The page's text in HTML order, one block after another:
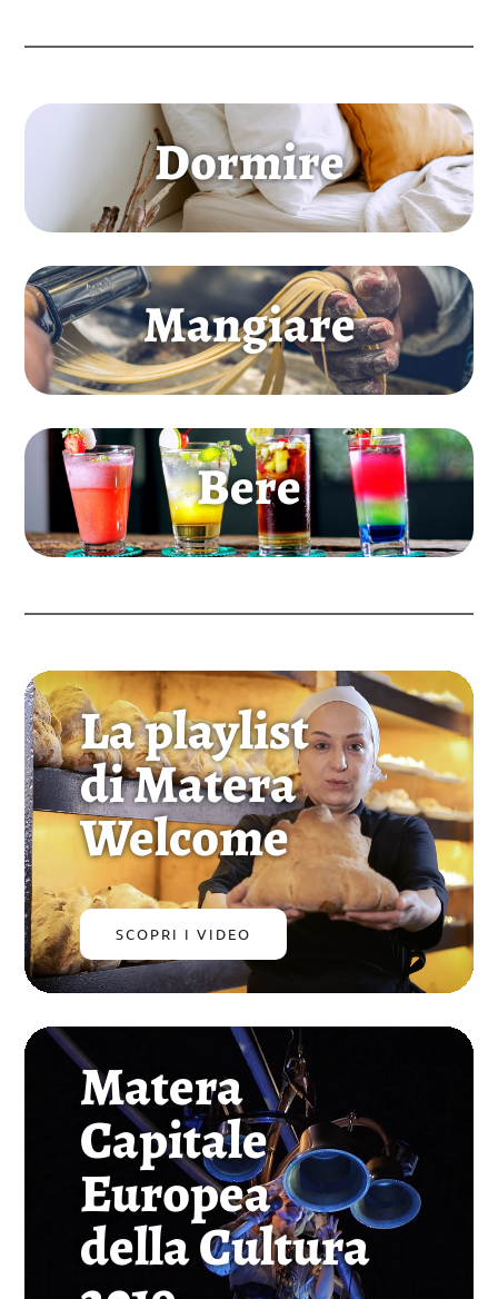
Dormire
Mangiare
Bere
Video
Player La playlist
di Matera
Welcome
SCOPRI I VIDEO
Video
Player Matera
Capitale
Europea
della Cultura